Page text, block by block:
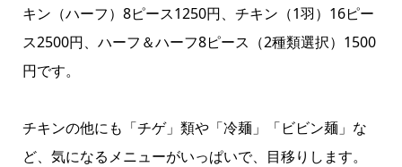
キン（ハーフ）8ピース1250円、チキン（1羽）16ピー
ス2500円、ハーフ＆ハーフ8ピース（2種類選択）1500
円です。
チキンの他にも「チゲ」類や「冷麺」「ビビン麺」な
ど、気になるメニューがいっぱいで、目移りします。